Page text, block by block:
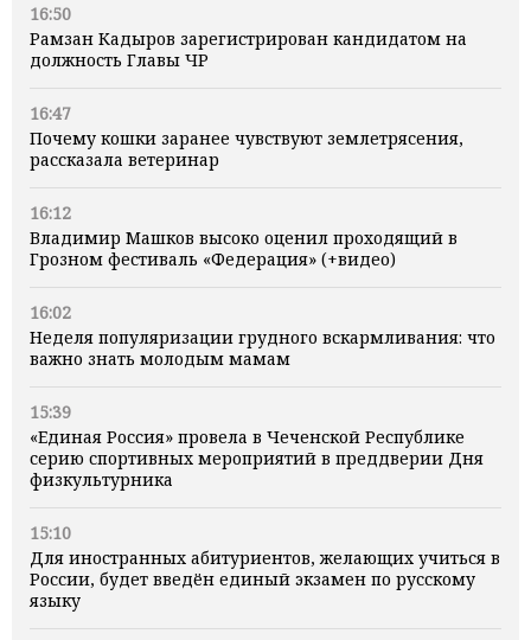
16:50
Рамзан Кадыров зарегистрирован кандидатом на
должность Главы ЧР
16:47
Почему кошки заранее чувствуют землетрясения,
рассказала ветеринар
16:12
Владимир Машков высоко оценил проходящий в
Грозном фестиваль «Федерация» (+видео)
16:02
Неделя популяризации грудного вскармливания: что
важно знать молодым мамам
15:39
«Единая Россия» провела в Чеченской Республике
серию спортивных мероприятий в преддверии Дня
физкультурника
15:10
Для иностранных абитуриентов, желающих учиться в
России, будет введён единый экзамен по русскому
языку